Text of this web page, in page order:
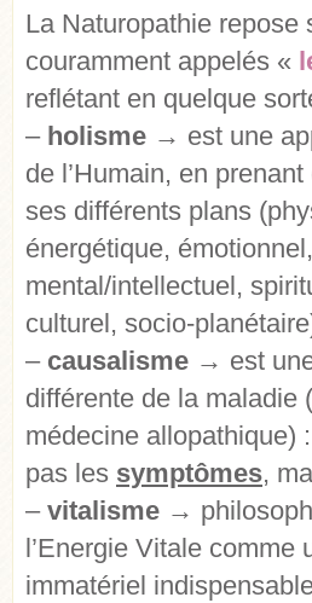
La Naturopathie repose
couramment appelés «
reflétant en quelque
– holisme → est une
de l’Humain, en
ses différents plans
énergétique, émotionnel,
mental/intellectuel,
culturel, socio-
– causalisme → est
différente de la maladie
médecine allopathique)
pas les symptômes,
– vitalisme →
l’Energie Vitale comme
immatériel